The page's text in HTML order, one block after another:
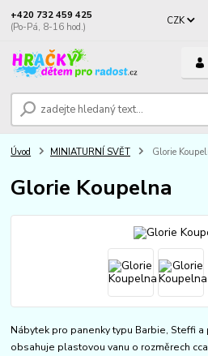
CZK
+420 732 459 425
(Po-Pá, 8-16 hod.)
Úvod MINIATURNÍ SVĚT Glorie
Glorie Koupelna
Nábytek pro panenky typu Barbie, Steffi
obsahuje plastovou vanu o rozměrech cca